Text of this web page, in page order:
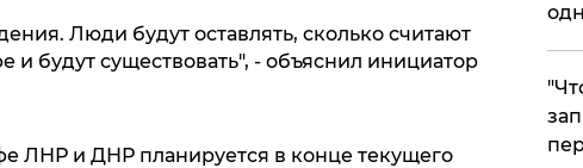
Люди будут оставлять, сколько считают
и будут существовать", - объяснил инициатор
ЛНР и ДНР планируется в конце текущего